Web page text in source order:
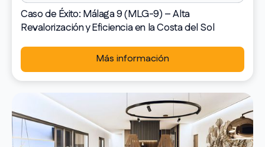
Caso de Éxito: Málaga 9 (MLG-9) – Alta
Revalorización y Eficiencia en la Costa del Sol
Más información